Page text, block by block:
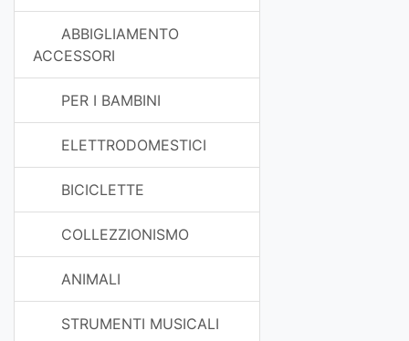
ABBIGLIAMENTO
ACCESSORI
PER I BAMBINI
ELETTRODOMESTICI
BICICLETTE
COLLEZZIONISMO
ANIMALI
STRUMENTI MUSICALI